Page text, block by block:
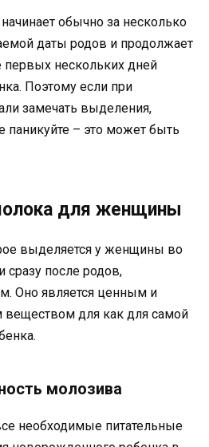
обычно за несколько
даты родов и продолжает
первых нескольких дней
Поэтому если при
замечать выделения,
паникуйте – это может быть
для женщины
выделяется у женщины во
сразу после родов,
Оно является ценным и
для как для самой
молозива
необходимые питательные